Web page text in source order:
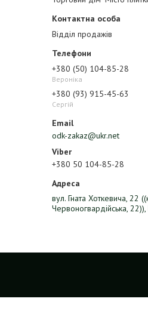
Відділ продажів
+380 (50) 104-85-28
Вероніка
+380 (93) 915-45-63
Сергій
odk-zakaz@ukr.net
+380 50 104-85-28
вул. Гната Хоткевича, 22
Червоногвардійська, 22)),